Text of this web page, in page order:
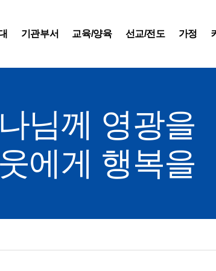
기관부서 교육/양육 선교/전도 가정
님께 영광을
에게 행복을